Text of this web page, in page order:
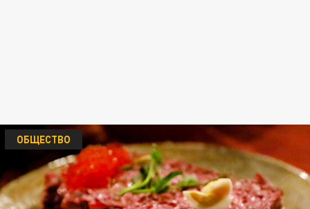
ОБЩЕСТВО